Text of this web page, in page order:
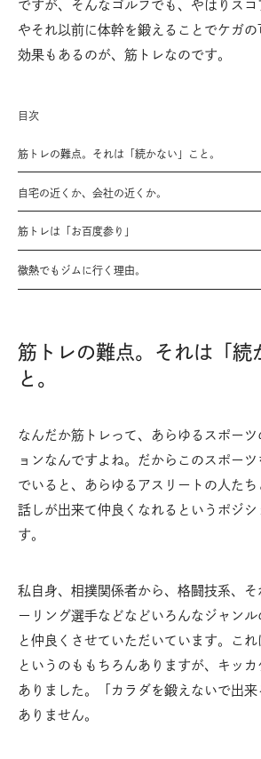
ですが、そんなゴルフでも、やはりス
やそれ以前に体幹を鍛えることでケガ
効果もあるのが、筋トレなのです。
目次
筋トレの難点。それは「続かない」こと。
自宅の近くか、会社の近くか。
筋トレは「お百度参り」
微熱でもジムに行く理由。
筋トレの難点。それは「続
と。
なんだか筋トレって、あらゆるスポー
ョンなんですよね。だからこのスポー
でいると、あらゆるアスリートの人た
話しが出来て仲良くなれるというポジシ
す。
私自身、相撲関係者から、格闘技系、
ーリング選手などなどいろんなジャン
と仲良くさせていただいています。こ
というのももちろんありますが、キッ
ありました。「カラダを鍛えないで出
ありません。